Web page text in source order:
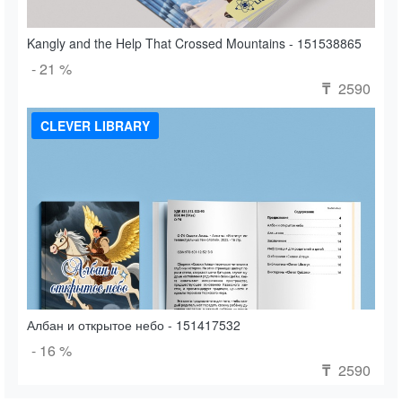
Kangly and the Help That Crossed Mountains - 151538865
- 21 %
₸ 2590
CLEVER LIBRARY
Албан и открытое небо - 151417532
- 16 %
₸ 2590